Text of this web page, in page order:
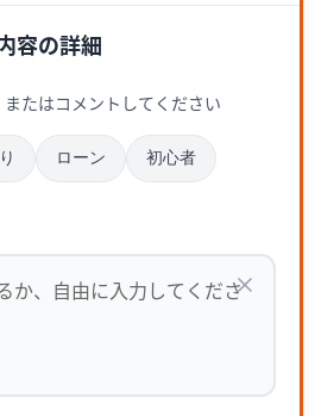
容の詳細
たはコメントしてください
ローン 初心者